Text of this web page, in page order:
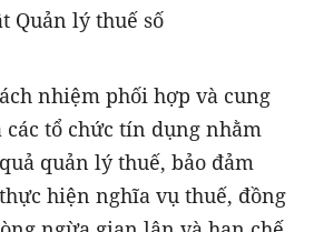
Quản lý thuế số
nhiệm phối hợp và cung
các tổ chức tín dụng nhằm
quản lý thuế, bảo đảm
hiện nghĩa vụ thuế, đồng